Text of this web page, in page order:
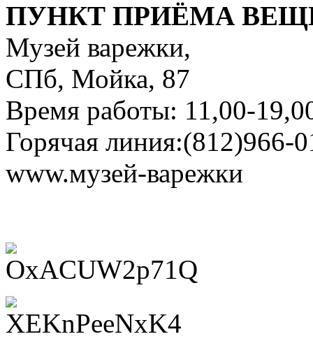
ПУНКТ ПРИЁМА
Музей варежки,
СПб, Мойка, 87
Время работы: 11,00-
Горячая линия:(812)966-
www.музей-варежки